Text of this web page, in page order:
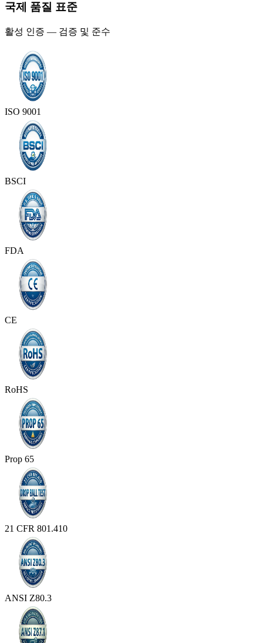
국제 품질 표준
활성 인증 — 검증 및 준수
ISO 9001
BSCI
FDA
CE
RoHS
Prop 65
21 CFR 801.410
ANSI Z80.3